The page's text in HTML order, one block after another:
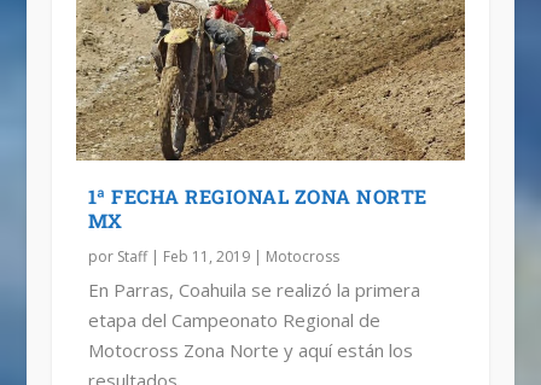
1ª FECHA REGIONAL ZONA NORTE
MX
por Staff| Feb 11, 2019| Motocross
En Parras, Coahuila se realizó la primera
etapa del Campeonato Regional de
Motocross Zona Norte y aquí están los
resultados.